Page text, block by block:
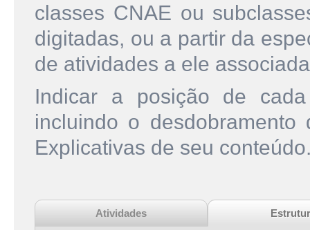
classes CNAE ou
digitadas, ou a partir da
de atividades a ele
Indicar a posição de
incluindo o
Explicativas de seu
Atividades